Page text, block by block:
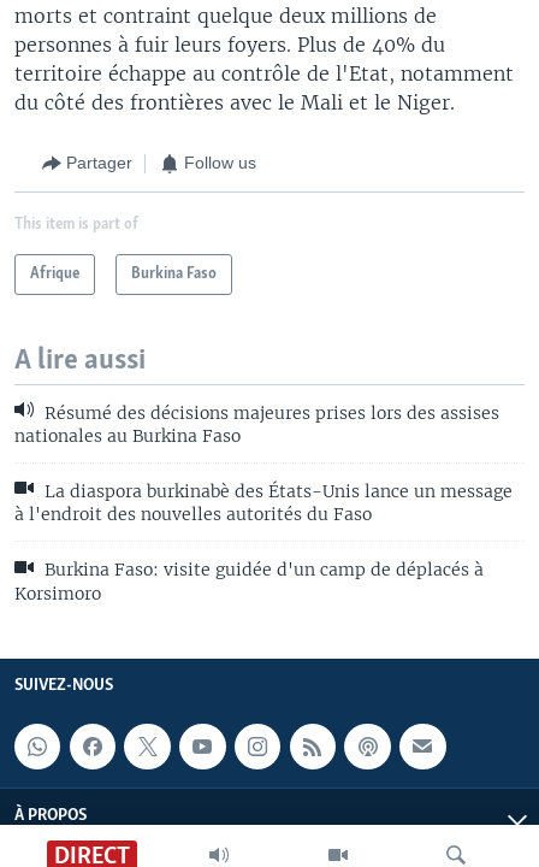
DIRECT
morts et contraint quelque deux millions de
personnes à fuir leurs foyers. Plus de 40% du
territoire échappe au contrôle de l'Etat, notamment
du côté des frontières avec le Mali et le Niger.
Partager Follow us
This item is part of
Afrique Burkina Faso
A lire aussi
Résumé des décisions majeures prises lors des assises
nationales au Burkina Faso
La diaspora burkinabè des États-Unis lance un message
à l'endroit des nouvelles autorités du Faso
Burkina Faso: visite guidée d'un camp de déplacés à
Korsimoro
SUIVEZ-NOUS
À PROPOS